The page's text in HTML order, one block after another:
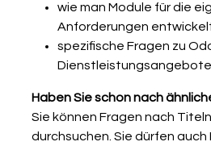
wie man Module für die
Anforderungen
spezifische Fragen zu
Haben Sie schon nach
Sie können Fragen nach
durchsuchen. Sie dürfen auch